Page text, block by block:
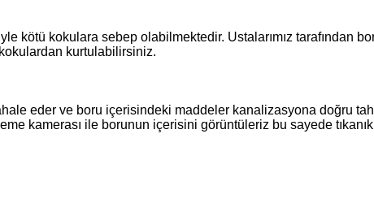
kötü kokulara sebep olabilmektedir. Ustalarımız tarafından
kurtulabilirsiniz.
eder ve boru içerisindeki maddeler kanalizasyona doğru
kamerası ile borunun içerisini görüntüleriz bu sayede